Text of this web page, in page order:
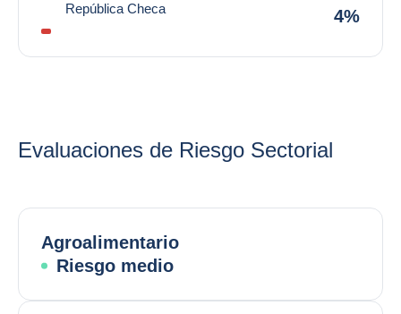
República Checa 4%
Evaluaciones de Riesgo Sectorial
Agroalimentario
Riesgo medio